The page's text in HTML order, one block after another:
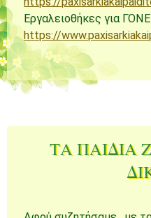
Εργαλειοθήκες για
https://
ΤΑ ΠΑΙΔΙΑ